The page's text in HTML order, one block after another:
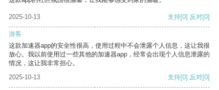
2025-10-13 支持[0] 反对[0]
游客
这款加速器app的安全性很高，使用过程中不会泄露个人信息，这让我很
放心。我以前使用过一些其他的加速器app，经常会出现个人信息泄露的
情况，这让我非常担心。
2025-10-13
支持[0] 反对[0]